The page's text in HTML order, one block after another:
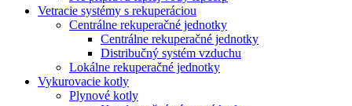
Vetracie systémy s rekuperáciou
Centrálne rekuperačné jednotky
Centrálne rekuperačné jednotky
Distribučný systém vzduchu
Lokálne rekuperačné jednotky
Vykurovacie kotly
Plynové kotly